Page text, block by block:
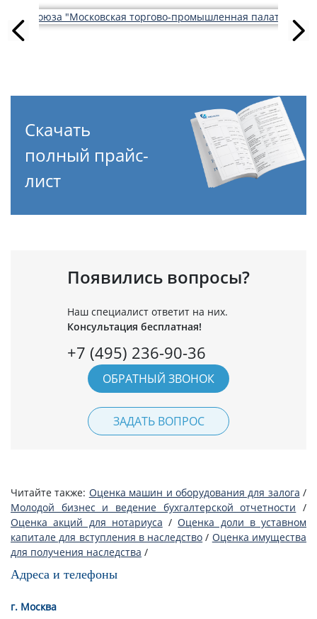
Скачать
полный прайс-
лист
Появились вопросы?
Наш специалист ответит на них.
Консультация бесплатная!
+7 (495) 236-90-36
ОБРАТНЫЙ ЗВОНОК
ЗАДАТЬ ВОПРОС
Читайте также: Оценка машин и оборудования для залога /
Молодой бизнес и ведение бухгалтерской отчетности /
Оценка акций для нотариуса /Оценка доли в уставном
капитале для вступления в наследство / Оценка имущества
для получения наследства /
Адреса и телефоны
г. Москва